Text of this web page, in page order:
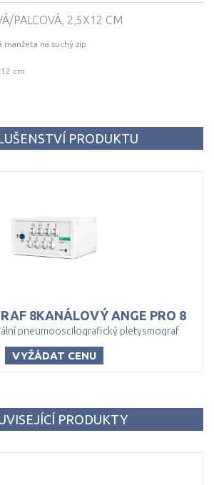
PALCOVÁ, 2,5X12 CM
na suchý zip
cm
PRODUKTU
8KANÁLOVÝ ANGE PRO 8
pneumooscilografický pletysmograf
VYŽÁDAT CENU
PRODUKTY